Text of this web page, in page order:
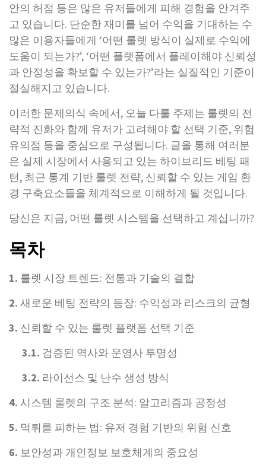
안의 허점 등은 많은 유저들에게 피해 경험을 안겨주
고 있습니다. 단순한 재미를 넘어 수익을 기대하는 수
많은 이용자들에게 ‘어떤 룰렛 방식이 실제로 수익에
도움이 되는가?’, ‘어떤 플랫폼에서 플레이해야 신뢰성
과 안정성을 확보할 수 있는가?’라는 실질적인 기준이
절실해지고 있습니다.
이러한 문제의식 속에서, 오늘 다룰 주제는 룰렛의 전
략적 진화와 함께 유저가 고려해야 할 선택 기준, 위험
유의점 등을 중심으로 구성됩니다. 글을 통해 여러분
은 실제 시장에서 사용되고 있는 하이브리드 베팅 패
턴, 최근 통계 기반 룰렛 전략, 신뢰할 수 있는 게임 환
경 구축요소들을 체계적으로 이해하게 될 것입니다.
당신은 지금, 어떤 룰렛 시스템을 선택하고 계십니까?
목차
1. 룰렛 시장 트렌드: 전통과 기술의 결합
2. 새로운 베팅 전략의 등장: 수익성과 리스크의 균형
3. 신뢰할 수 있는 룰렛 플랫폼 선택 기준
3.1. 검증된 역사와 운영사 투명성
3.2. 라이선스 및 난수 생성 방식
4. 시스템 룰렛의 구조 분석: 알고리즘과 공정성
5. 먹튀를 피하는 법: 유저 경험 기반의 위험 신호
6. 보안성과 개인정보 보호체계의 중요성